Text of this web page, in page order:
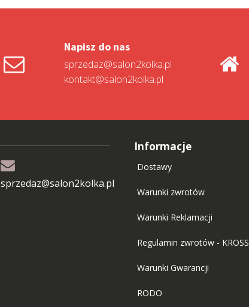
Napisz do nas
sprzedaz@salon2kolka.pl
kontakt@salon2kolka.pl
sprzedaz@salon2kolka.pl
Informacje
Dostawy
Warunki zwrotów
Warunki Reklamacji
Regulamin zwrotów - KROSS
Warunki Gwarancji
RODO